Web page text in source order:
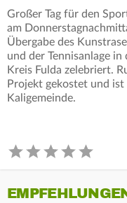
Großer Tag für den
am
Übergabe des
und der Tennisanlage
Kreis Fulda zelebriert.
Projekt gekostet und
Kaligemeinde.